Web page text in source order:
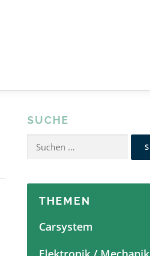
SUCHE
Suchen
nach:
THEMEN
Carsystem